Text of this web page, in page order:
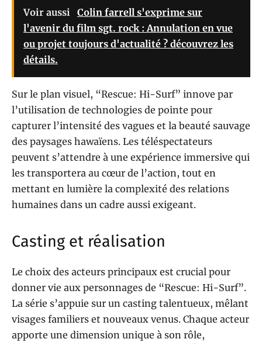
Voir aussi Colin farrell s'exprime sur
l'avenir du film sgt. rock : Annulation en vue
ou projet toujours d'actualité ? découvrez les
détails.
Sur le plan visuel, “Rescue: Hi-Surf” innove par
l’utilisation de technologies de pointe pour
capturer l’intensité des vagues et la beauté sauvage
des paysages hawaïens. Les téléspectateurs
peuvent s’attendre à une expérience immersive qui
les transportera au cœur de l’action, tout en
mettant en lumière la complexité des relations
humaines dans un cadre aussi exigeant.
Casting et réalisation
Le choix des acteurs principaux est crucial pour
donner vie aux personnages de “Rescue: Hi-Surf”.
La série s’appuie sur un casting talentueux, mêlant
visages familiers et nouveaux venus. Chaque acteur
apporte une dimension unique à son rôle,